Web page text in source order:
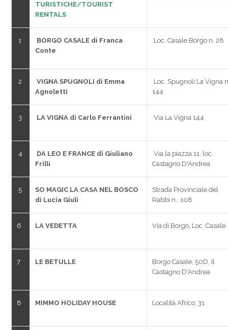
TURISTICHE/TOURIST
RENTALS
1
BORGO CASALE di Franca
Conte
Loc. Casale Borgo n. 28
2
VIGNA SPUGNOLI di Emma
Agnoletti
Loc. Spugnoli La Vigna
144
3 LA VIGNA di Carlo Ferrantini Via La Vigna 144
4
DA LEO E FRANCE di Giuliano
Frilli
Via la piazza 11, loc.
Castagno D'Andrea
5
SO MAGIC LA CASA NEL BOSCO
di Lucia Giuli
Strada Provinciale del
Rabbi n.. 108
6 LA VEDETTA Via di Borgo, Loc. Casale
7 LE BETULLE
Borgo Casale, 50D, Il
Castagno D'Andrea
8 MIMMO HOLIDAY HOUSE Località Africo, 31